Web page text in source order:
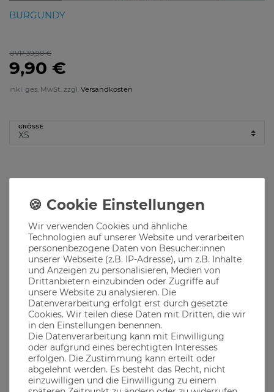
BURGUNDY
UVP 39,90 €
9,90 €
inkl. ges. MwSt. zzgl. Versandkosten
GRÖSSE
Lieferzeit 1-3 Werktage
Produktbeschreibung
„La Jolie Bavaroise de Munich“, der Schriftzug für alle schönen
Münchnerinnen
Ob im Biergarten, auf dem Oktoberfest oder in den
bayerischen Bergen, unsere Klamotten passen immer
Material
Wir verwenden Cookies und ähnliche
Technologien auf unserer Website und verarbeiten
personenbezogene Daten von Besucher:innen
unserer Webseite (z.B. IP-Adresse), um z.B. Inhalte
und Anzeigen zu personalisieren, Medien von
Drittanbietern einzubinden oder Zugriffe auf
unsere Website zu analysieren. Die
Datenverarbeitung erfolgt erst durch gesetzte
Cookies. Wir teilen diese Daten mit Dritten, die wir
in den Einstellungen benennen.
Die Datenverarbeitung kann mit Einwilligung
oder aufgrund eines berechtigten Interesses
erfolgen. Die Zustimmung kann erteilt oder
abgelehnt werden. Es besteht das Recht, nicht
einzuwilligen und die Einwilligung zu einem